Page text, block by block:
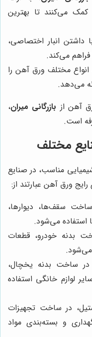
می‌کنند تا بهترین
داشتن انبار اختصاصی،
می‌کند.
انواع مختلف ورق آهن را
می‌دهد.
آهن از بازرگانی میران،
است.
مختلف
مناسب، در صنایع
ورق آهن عبارتند از:
سقف‌ها، دیوارها،
استفاده می‌شود.
بدنه خودرو، قطعات
می‌شود.
ساخت بدنه یخچال،
لوازم خانگی استفاده
در ساخت تجهیزات
و بسته‌بندی مواد